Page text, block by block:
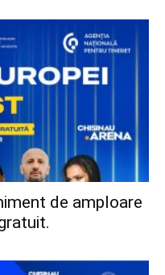
de amploare